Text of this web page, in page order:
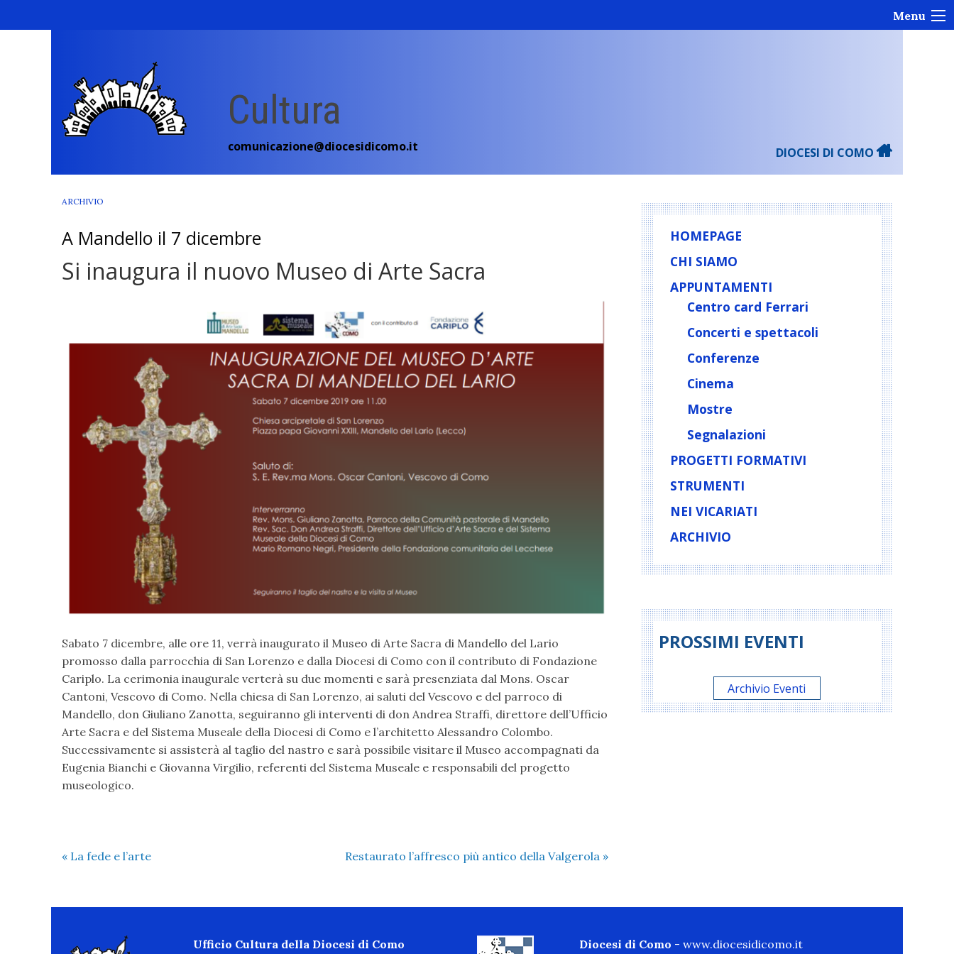
Menu
Cultura
comunicazione@diocesidicomo.it DIOCESI DI COMO
ARCHIVIO
A Mandello il 7 dicembre
Si inaugura il nuovo Museo di Arte Sacra
Sabato 7 dicembre, alle ore 11, verrà inaugurato il Museo di Arte Sacra di Mandello del Lario
promosso dalla parrocchia di San Lorenzo e dalla Diocesi di Como con il contributo di Fondazione
Cariplo. La cerimonia inaugurale verterà su due momenti e sarà presenziata dal Mons. Oscar
Cantoni, Vescovo di Como. Nella chiesa di San Lorenzo, ai saluti del Vescovo e del parroco di
Mandello, don Giuliano Zanotta, seguiranno gli interventi di don Andrea Straffi, direttore dell’Ufficio
Arte Sacra e del Sistema Museale della Diocesi di Como e l’architetto Alessandro Colombo.
Successivamente si assisterà al taglio del nastro e sarà possibile visitare il Museo accompagnati da
Eugenia Bianchi e Giovanna Virgilio, referenti del Sistema Museale e responsabili del progetto
museologico.
« La fede e l’arte Restaurato l’affresco più antico della Valgerola »
HOMEPAGE
CHI SIAMO
APPUNTAMENTI
Centro card Ferrari
Concerti e spettacoli
Conferenze
Cinema
Mostre
Segnalazioni
PROGETTI FORMATIVI
STRUMENTI
NEI VICARIATI
ARCHIVIO
PROSSIMI EVENTI
Archivio Eventi
Ufficio Cultura della Diocesi di Como Diocesi di Como - www.diocesidicomo.it